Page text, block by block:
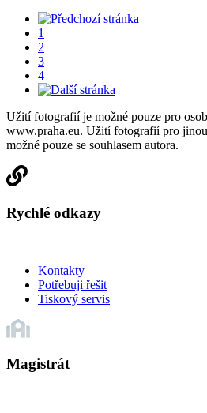
1
2
3
4
Užití fotografií je možné pouze pro
www.praha.eu. Užití fotografií pro
možné pouze se souhlasem autora.
Rychlé odkazy
Kontakty
Potřebuji řešit
Tiskový servis
Magistrát